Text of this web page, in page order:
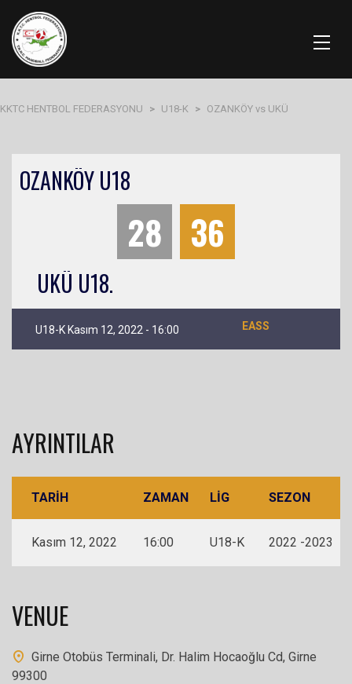
KKTC HENTBOL FEDERASYONU > U18-K > OZANKÖY vs UKÜ
OZANKÖY U18
28 36
UKÜ U18.
U18-K Kasım 12, 2022 - 16:00 EASS
AYRINTILAR
TARIH ZAMAN LIG SEZON
Kasım 12, 2022 16:00 U18-K 2022 -2023
VENUE
Girne Otobüs Terminali, Dr. Halim Hocaoğlu Cd, Girne
99300